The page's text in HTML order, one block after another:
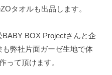
タオルも出品します。
BOX Projectさんと企
弊社片面ガーゼ生地で体
って頂けます。